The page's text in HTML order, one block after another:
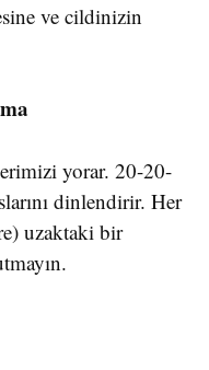
ve cildinizin
yorar. 20-20-
dinlendirir. Her
uzaktaki bir